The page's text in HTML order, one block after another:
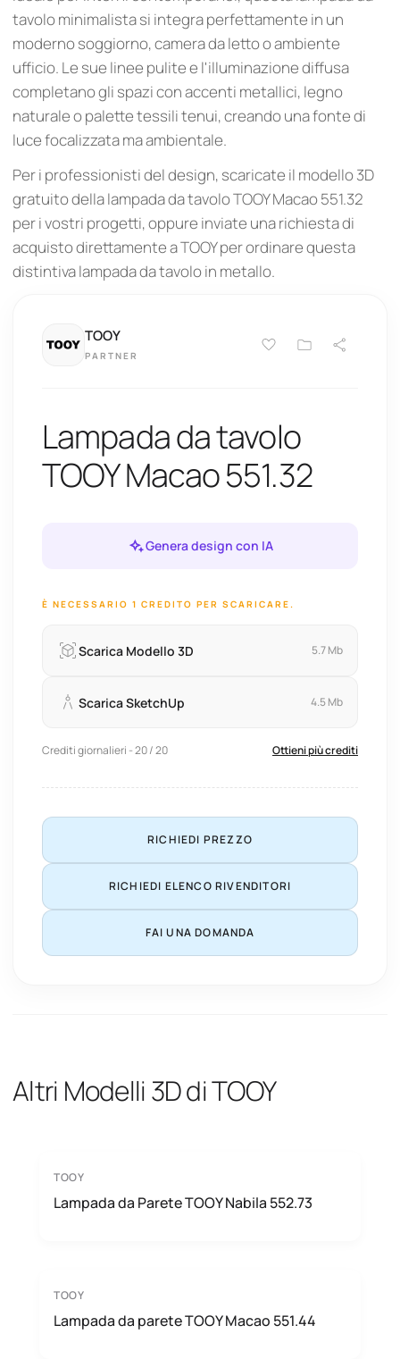
tavolo minimalista si integra perfettamente in un
moderno soggiorno, camera da letto o ambiente
ufficio. Le sue linee pulite e l'illuminazione diffusa
completano gli spazi con accenti metallici, legno
naturale o palette tessili tenui, creando una fonte di
luce focalizzata ma ambientale.
Per i professionisti del design, scaricate il modello 3D
gratuito della lampada da tavolo TOOY Macao 551.32
per i vostri progetti, oppure inviate una richiesta di
acquisto direttamente a TOOY per ordinare questa
distintiva lampada da tavolo in metallo.
TOOY
PARTNER
Lampada da tavolo
TOOY Macao 551.32
Genera design con IA
È NECESSARIO 1 CREDITO PER SCARICARE.
Scarica Modello 3D 5.7 Mb
Scarica SketchUp 4.5 Mb
Crediti giornalieri - 20 / 20 Ottieni più crediti
RICHIEDI PREZZO
RICHIEDI ELENCO RIVENDITORI
FAI UNA DOMANDA
Altri Modelli 3D di TOOY
TOOY
Lampada da Parete TOOY Nabila 552.73
TOOY
Lampada da parete TOOY Macao 551.44